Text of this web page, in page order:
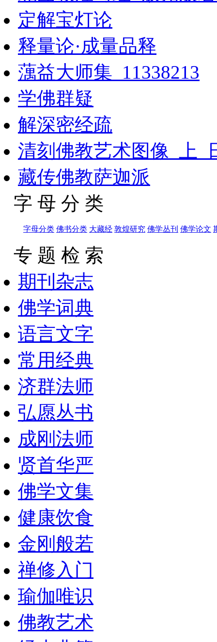
定解宝灯论
释量论·成量品释
蕅益大师集_11338213
学佛群疑
解深密经疏
清刻佛教艺术图像_上_
藏传佛教萨迦派
字 母 分 类
字母分类 佛书分类 大藏经 敦煌研究 佛学丛刊 佛学论文
专 题 检 索
期刊杂志
佛学词典
语言文字
常用经典
济群法师
弘愿丛书
成刚法师
贤首华严
佛学文集
健康饮食
金刚般若
禅修入门
瑜伽唯识
佛教艺术